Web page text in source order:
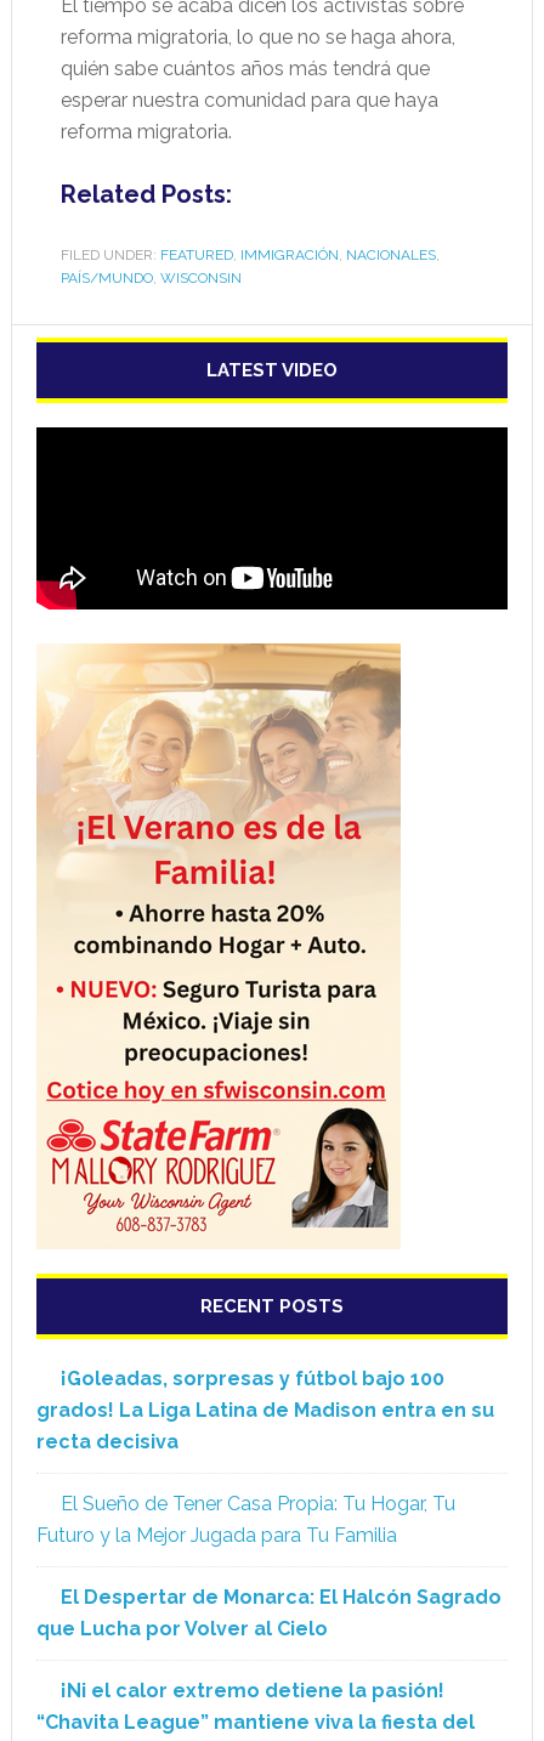
El tiempo se acaba dicen los activistas sobre
reforma migratoria, lo que no se haga ahora,
quién sabe cuántos años más tendrá que
esperar nuestra comunidad para que haya
reforma migratoria.
Related Posts:
FILED UNDER: FEATURED, IMMIGRACIÓN, NACIONALES,
PAÍS/MUNDO, WISCONSIN
LATEST VIDEO
RECENT POSTS
¡Goleadas, sorpresas y fútbol bajo 100
grados! La Liga Latina de Madison entra en su
recta decisiva
El Sueño de Tener Casa Propia: Tu Hogar, Tu
Futuro y la Mejor Jugada para Tu Familia
El Despertar de Monarca: El Halcón Sagrado
que Lucha por Volver al Cielo
¡Ni el calor extremo detiene la pasión!
“Chavita League” mantiene viva la fiesta del